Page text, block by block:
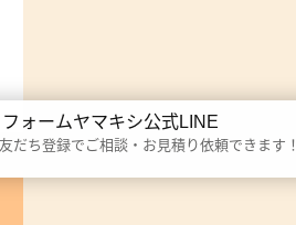
フォームヤマキシ公式LINE
だち登録でご相談・お見積り依頼できます！